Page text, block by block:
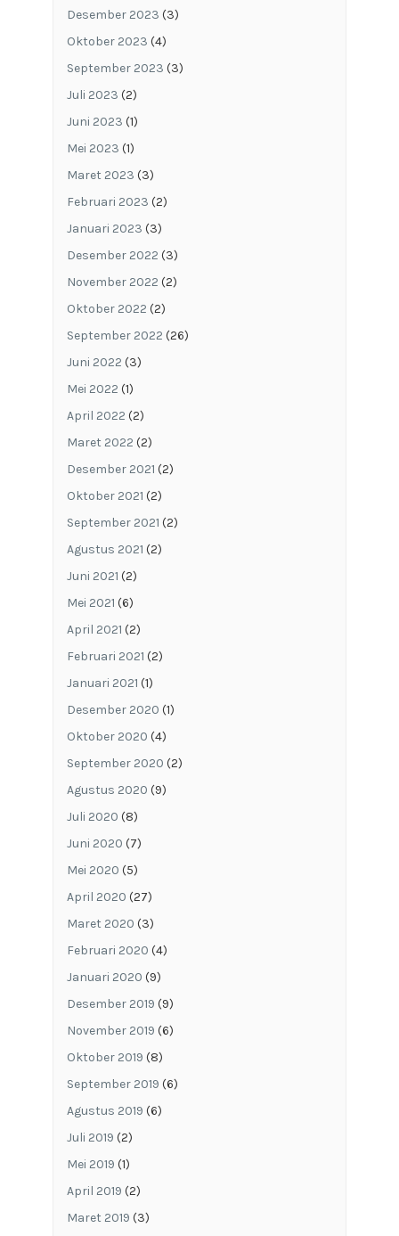
Desember 2023 (3)
Oktober 2023 (4)
September 2023 (3)
Juli 2023 (2)
Juni 2023 (1)
Mei 2023 (1)
Maret 2023 (3)
Februari 2023 (2)
Januari 2023 (3)
Desember 2022 (3)
November 2022 (2)
Oktober 2022 (2)
September 2022 (26)
Juni 2022 (3)
Mei 2022 (1)
April 2022 (2)
Maret 2022 (2)
Desember 2021 (2)
Oktober 2021 (2)
September 2021 (2)
Agustus 2021 (2)
Juni 2021 (2)
Mei 2021 (6)
April 2021 (2)
Februari 2021 (2)
Januari 2021 (1)
Desember 2020 (1)
Oktober 2020 (4)
September 2020 (2)
Agustus 2020 (9)
Juli 2020 (8)
Juni 2020 (7)
Mei 2020 (5)
April 2020 (27)
Maret 2020 (3)
Februari 2020 (4)
Januari 2020 (9)
Desember 2019 (9)
November 2019 (6)
Oktober 2019 (8)
September 2019 (6)
Agustus 2019 (6)
Juli 2019 (2)
Mei 2019 (1)
April 2019 (2)
Maret 2019 (3)